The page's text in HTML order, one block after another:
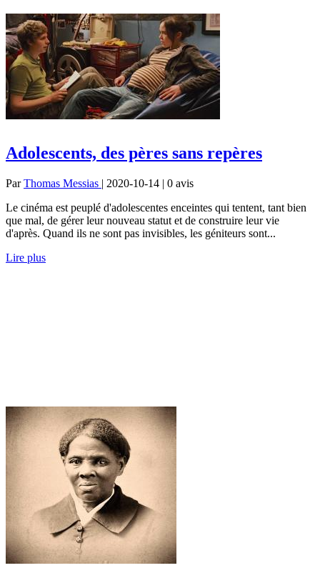
Adolescents, des pères sans repères
ParThomas Messias | 2020-10-14 | 0 avis
Le cinéma est peuplé d'adolescentes enceintes qui tentent, tant bien
que mal, de gérer leur nouveau statut et de construire leur vie
d'après. Quand ils ne sont pas invisibles, les géniteurs sont...
Lire plus